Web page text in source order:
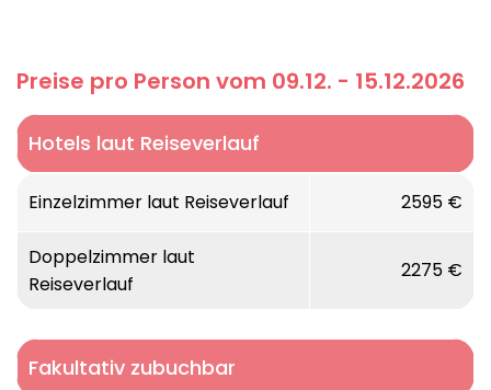
Preise pro Person vom 09.12. - 15.12.2026
Hotels laut Reiseverlauf
Einzelzimmer laut Reiseverlauf 2595 €
Doppelzimmer laut
Reiseverlauf
2275 €
Fakultativ zubuchbar